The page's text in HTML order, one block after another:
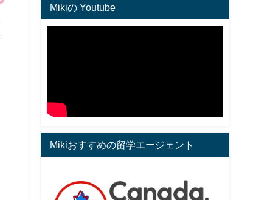
Mikiの Youtube
Mikiおすすめの留学エージェント